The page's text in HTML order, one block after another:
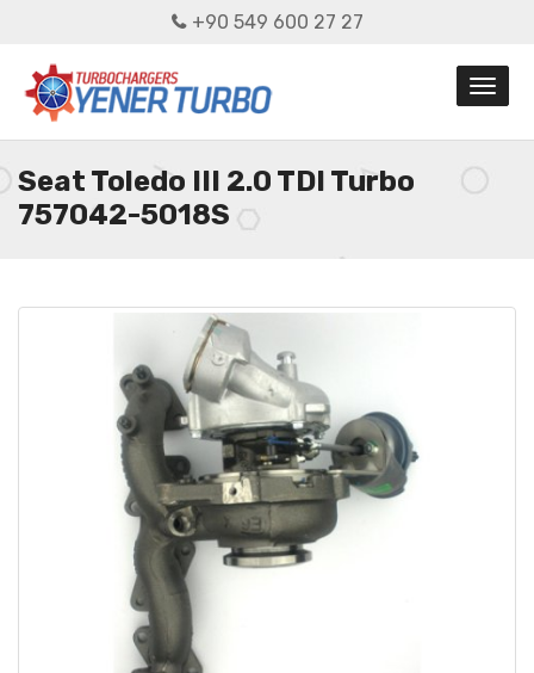
+90 549 600 27 27
Seat Toledo III 2.0 TDI Turbo
757042-5018S